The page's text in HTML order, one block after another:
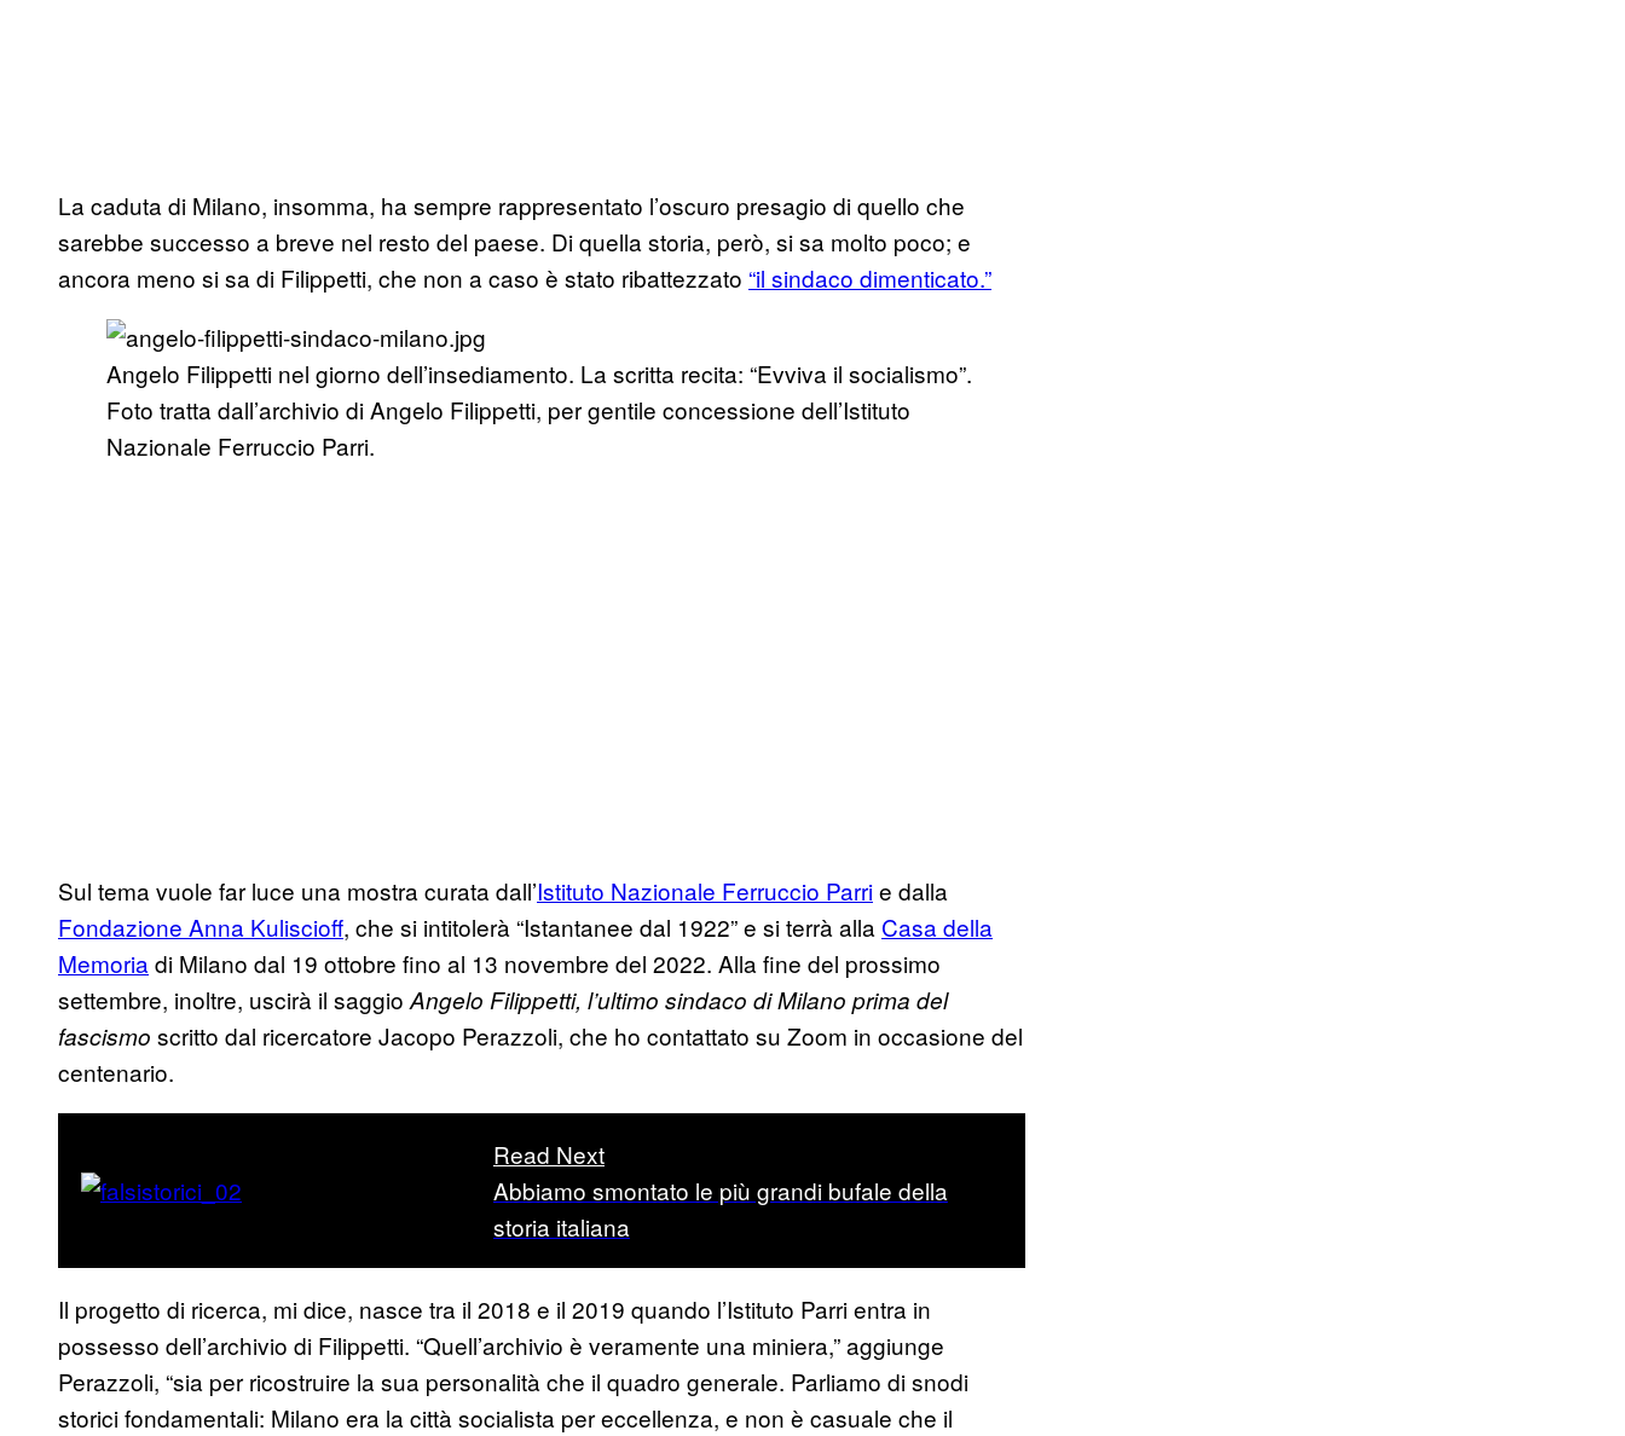
La caduta di Milano, insomma, ha sempre rappresentato l’oscuro presagio di quello che
sarebbe successo a breve nel resto del paese. Di quella storia, però, si sa molto poco; e
ancora meno si sa di Filippetti, che non a caso è stato ribattezzato “il sindaco dimenticato.”
Angelo Filippetti nel giorno dell’insediamento. La scritta recita: “Evviva il socialismo”.
Foto tratta dall’archivio di Angelo Filippetti, per gentile concessione dell’Istituto
Nazionale Ferruccio Parri.
Sul tema vuole far luce una mostra curata dall’Istituto Nazionale Ferruccio Parrie dalla
Fondazione Anna Kuliscioff, che si intitolerà “Istantanee dal 1922” e si terrà alla Casa della
Memoria di Milano dal 19 ottobre fino al 13 novembre del 2022. Alla fine del prossimo
settembre, inoltre, uscirà il saggio Angelo Filippetti, l’ultimo sindaco di Milano prima del
fascismo scritto dal ricercatore Jacopo Perazzoli, che ho contattato su Zoom in occasione del
centenario.
Read Next
Abbiamo smontato le più grandi bufale della
storia italiana
Il progetto di ricerca, mi dice, nasce tra il 2018 e il 2019 quando l’Istituto Parri entra in
possesso dell’archivio di Filippetti. “Quell’archivio è veramente una miniera,” aggiunge
Perazzoli, “sia per ricostruire la sua personalità che il quadro generale. Parliamo di snodi
storici fondamentali: Milano era la città socialista per eccellenza, e non è casuale che il